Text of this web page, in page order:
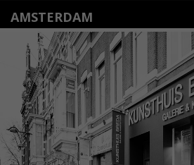
AMSTERDAM
Amstelveenseweg 135
1075 VX Amsterdam
+31 (0)20 2332546
info@kunsthuisamsterdam.nl
Lees meer